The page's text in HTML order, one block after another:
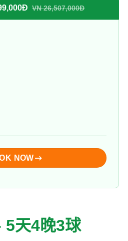
5天4晚3球
VN 26,507,000Đ
NOW